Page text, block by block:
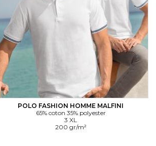
POLO FASHION HOMME MALFINI
65% coton 35% polyester
3 XL
200 gr/m²